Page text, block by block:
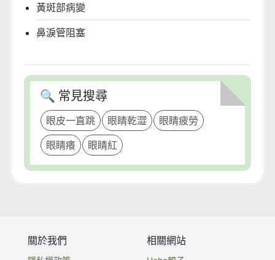
黃斑部病變
鼻淚管阻塞
🔍 常見搜尋
眼皮一直跳 眼睛乾澀
眼睛疲勞
眼睛癢
眼睛紅
關於我們 相關網站